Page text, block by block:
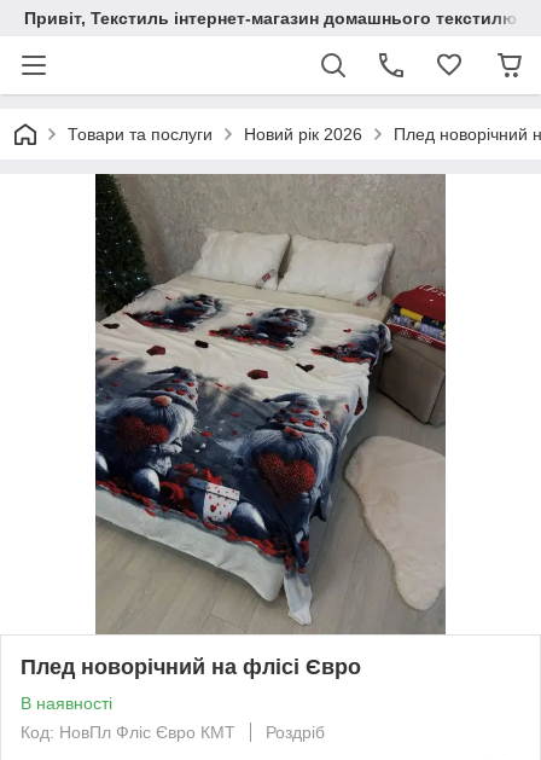
Привіт, Текстиль інтернет-магазин домашнього текстилю
Товари та послуги Новий рік 2026 Плед новорічний
Плед новорічний на флісі Євро
В наявності
Код: НовПл Фліс Євро КМТ
Роздріб